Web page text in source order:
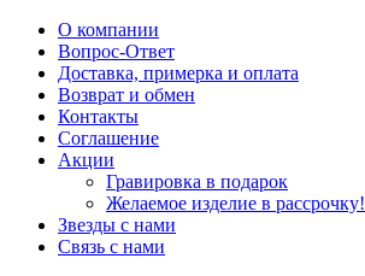
О компании
Вопрос-Ответ
Доставка, примерка и оплата
Возврат и обмен
Контакты
Соглашение
Акции
Гравировка в подарок
Желаемое изделие в рассрочку!
Звезды с нами
Связь с нами